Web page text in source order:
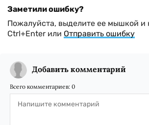
Заметили ошибку?
Пожалуйста, выделите ее мышкой и
Ctrl+Enter или Отправить ошибку
Добавить комментарий
Всего комментариев: 0